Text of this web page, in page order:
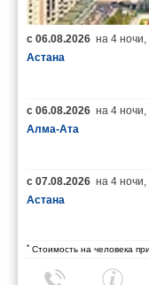
с 06.08.2026 на 4 ночи,
Астана
с 06.08.2026 на 4 ночи,
Алма-Ата
с 07.08.2026 на 4 ночи,
Астана
* Стоимость на человека